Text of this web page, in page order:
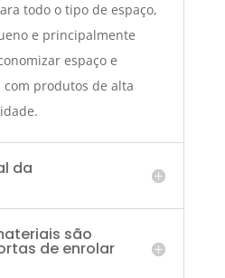
todo o tipo de espaço,
e principalmente
espaço e
produtos de alta
da
são
de enrolar